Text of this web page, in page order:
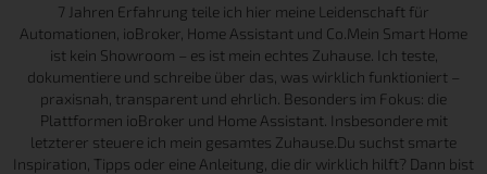
7 Jahren Erfahrung teile ich hier meine Leidenschaft für
Automationen, ioBroker, Home Assistant und Co.Mein Smart Home
ist kein Showroom – es ist mein echtes Zuhause. Ich teste,
dokumentiere und schreibe über das, was wirklich funktioniert –
praxisnah, transparent und ehrlich. Besonders im Fokus: die
Plattformen ioBroker und Home Assistant. Insbesondere mit
letzterer steuere ich mein gesamtes Zuhause.Du suchst smarte
Inspiration, Tipps oder eine Anleitung, die dir wirklich hilft? Dann bist